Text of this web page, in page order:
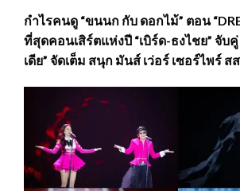
กำไรคนดู “ขนนก กับ ดอกไม้” ตอน
ที่สุดคอนเสิร์ตแห่งปี “เบิร์ด-ธงไชย” จับ
เดีย” จัดเต็ม สนุก มันส์ เว่อร์ เซอร์ไพร์